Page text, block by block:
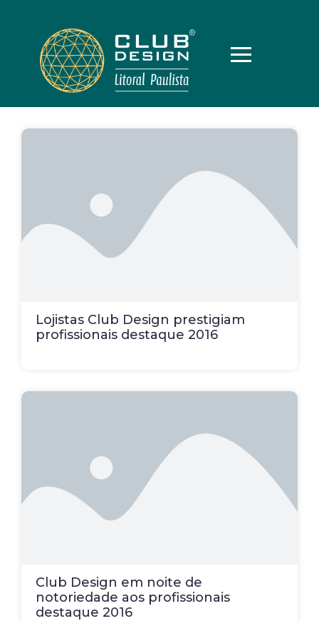
Lojistas Club Design prestigiam
profissionais destaque 2016
Club Design em noite de
notoriedade aos profissionais
destaque 2016